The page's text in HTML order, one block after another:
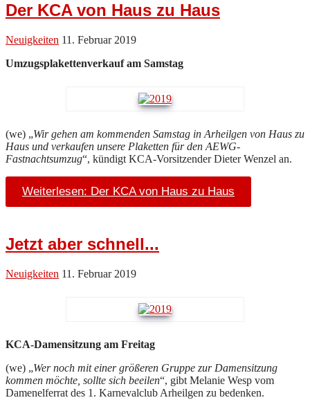
Der KCA von Haus zu Haus
Neuigkeiten 11. Februar 2019
Umzugsplakettenverkauf am Samstag
(we) „Wir gehen am kommenden Samstag in Arheilgen von Haus zu
Haus und verkaufen unsere Plaketten für den AEWG-
Fastnachtsumzug“, kündigt KCA-Vorsitzender Dieter Wenzel an.
Weiterlesen: Der KCA von Haus zu Haus
Jetzt aber schnell...
Neuigkeiten 11. Februar 2019
KCA-Damensitzung am Freitag
(we) „Wer noch mit einer größeren Gruppe zur Damensitzung
kommen möchte, sollte sich beeilen“, gibt Melanie Wesp vom
Damenelferrat des 1. Karnevalclub Arheilgen zu bedenken.